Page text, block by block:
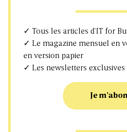
✓ Tous les articles d’IT for
✓ Le magazine mensuel en
en version papier
✓ Les newsletters exclusives
Je